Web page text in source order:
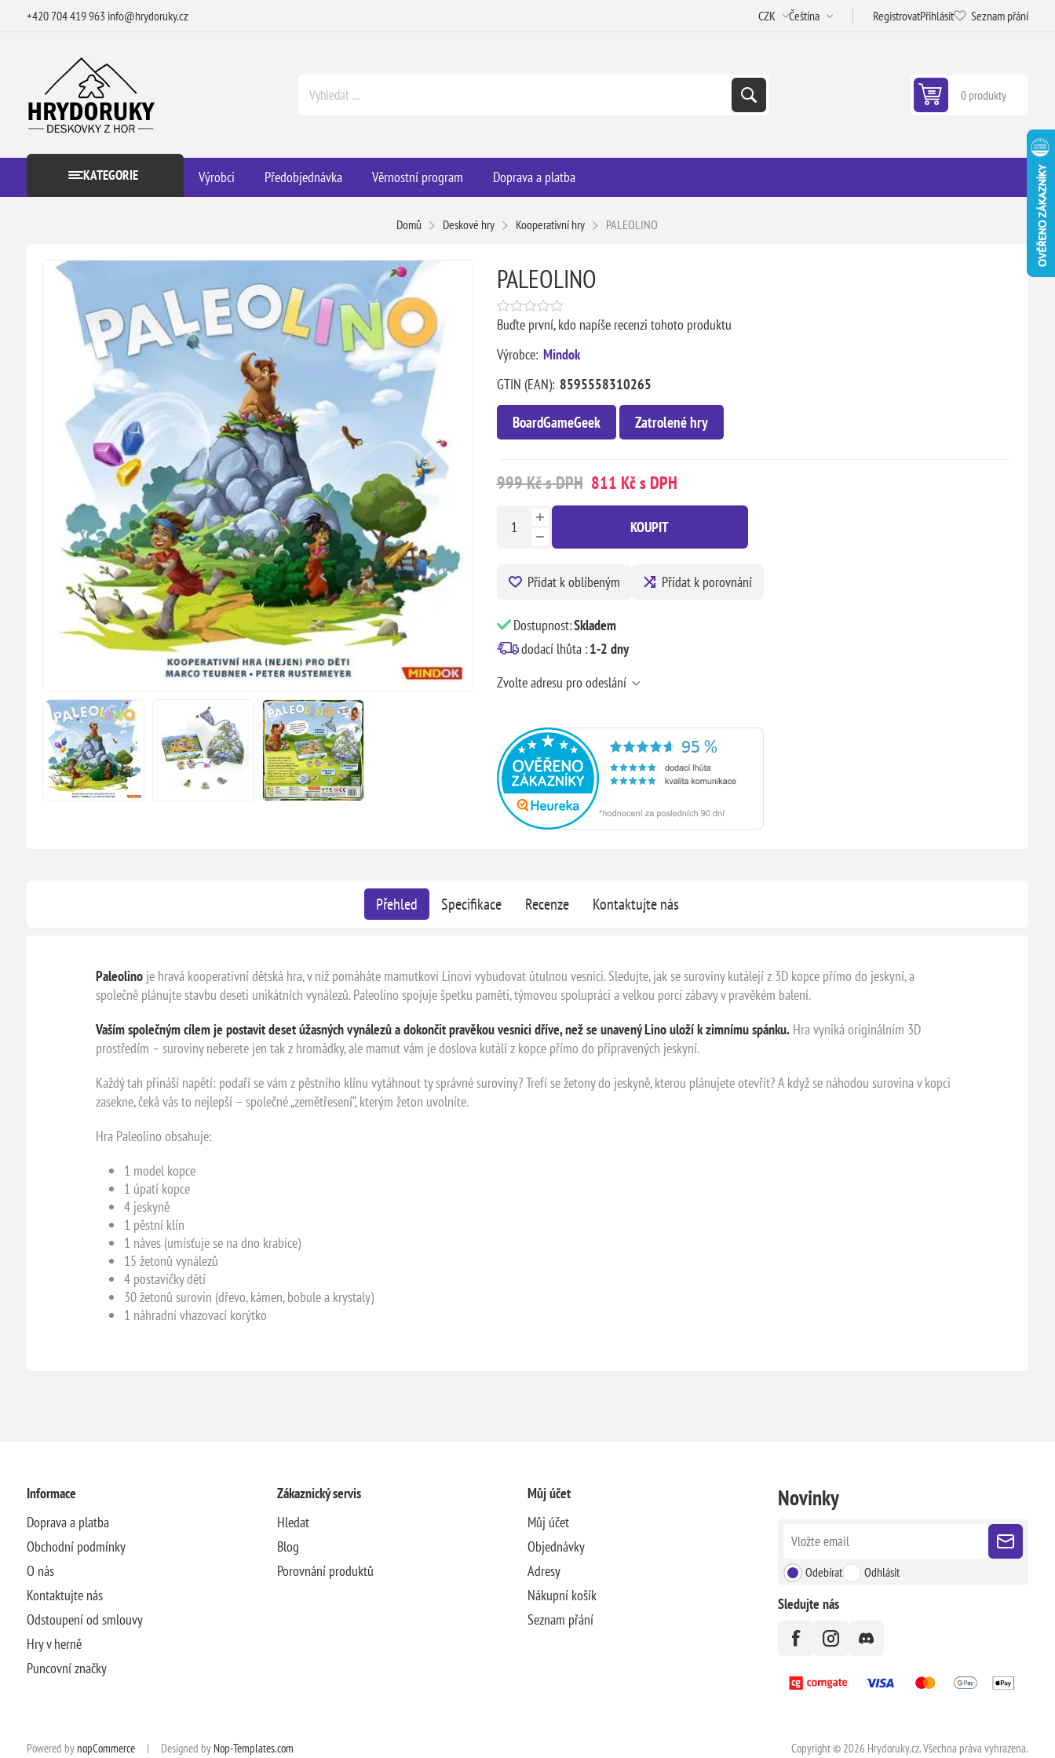
+420 704 419 963 info@hrydoruky.cz RegistrovatPřihlásit Seznam přání
0 produkty
KATEGORIE Výrobci Předobjednávka Věrnostní program Doprava a platba
Domů Deskové hry Kooperativní hry PALEOLINO
PALEOLINO
Buďte první, kdo napíše recenzi tohoto produktu
Výrobce: Mindok
GTIN (EAN): 8595558310265
BoardGameGeek Zatrolené hry
999 Kč s DPH 811 Kč s DPH
KOUPIT
Přidat k oblíbeným Přidat k porovnání
Dostupnost:Skladem
dodací lhůta :1-2 dny
Zvolte adresu pro odeslání
Přehled Specifikace Recenze Kontaktujte nás
Paleolino je hravá kooperativní dětská hra, v níž pomáháte mamutkovi Linovi vybudovat útulnou vesnici. Sledujte, jak se suroviny kutálejí z 3D kopce přímo do jeskyní, a
společně plánujte stavbu deseti unikátních vynálezů. Paleolino spojuje špetku paměti, týmovou spolupráci a velkou porci zábavy v pravěkém balení.
Vaším společným cílem je postavit deset úžasných vynálezů a dokončit pravěkou vesnici dříve, než se unavený Lino uloží k zimnímu spánku.Hra vyniká originálním 3D
prostředím – suroviny neberete jen tak z hromádky, ale mamut vám je doslova kutálí z kopce přímo do připravených jeskyní.
Každý tah přináší napětí: podaří se vám z pěstního klínu vytáhnout ty správné suroviny? Trefí se žetony do jeskyně, kterou plánujete otevřít? A když se náhodou surovina v kopci
zasekne, čeká vás to nejlepší – společné „zemětřesení“, kterým žeton uvolníte.
Hra Paleolino obsahuje:
1 model kopce
1 úpatí kopce
4 jeskyně
1 pěstní klín
1 náves (umísťuje se na dno krabice)
15 žetonů vynálezů
4 postavičky dětí
30 žetonů surovin (dřevo, kámen, bobule a krystaly)
1 náhradní vhazovací korýtko
Informace
Doprava a platba
Obchodní podmínky
O nás
Kontaktujte nás
Odstoupení od smlouvy
Hry v herně
Puncovní značky
Zákaznický servis
Hledat
Blog
Porovnání produktů
Můj účet
Můj účet
Objednávky
Adresy
Nákupní košík
Seznam přání
Novinky
Odebírat Odhlásit
Sledujte nás
Powered by nopCommerce | Designed by Nop-Templates.com Copyright © 2026 Hrydoruky.cz. Všechna práva vyhrazena.